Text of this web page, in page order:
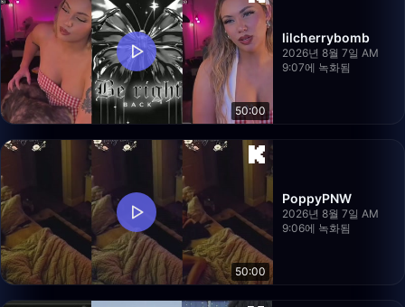
50:00
lilcherrybomb
2026년 8월 7일 AM
9:07에 녹화됨
50:00
PoppyPNW
2026년 8월 7일 AM
9:06에 녹화됨